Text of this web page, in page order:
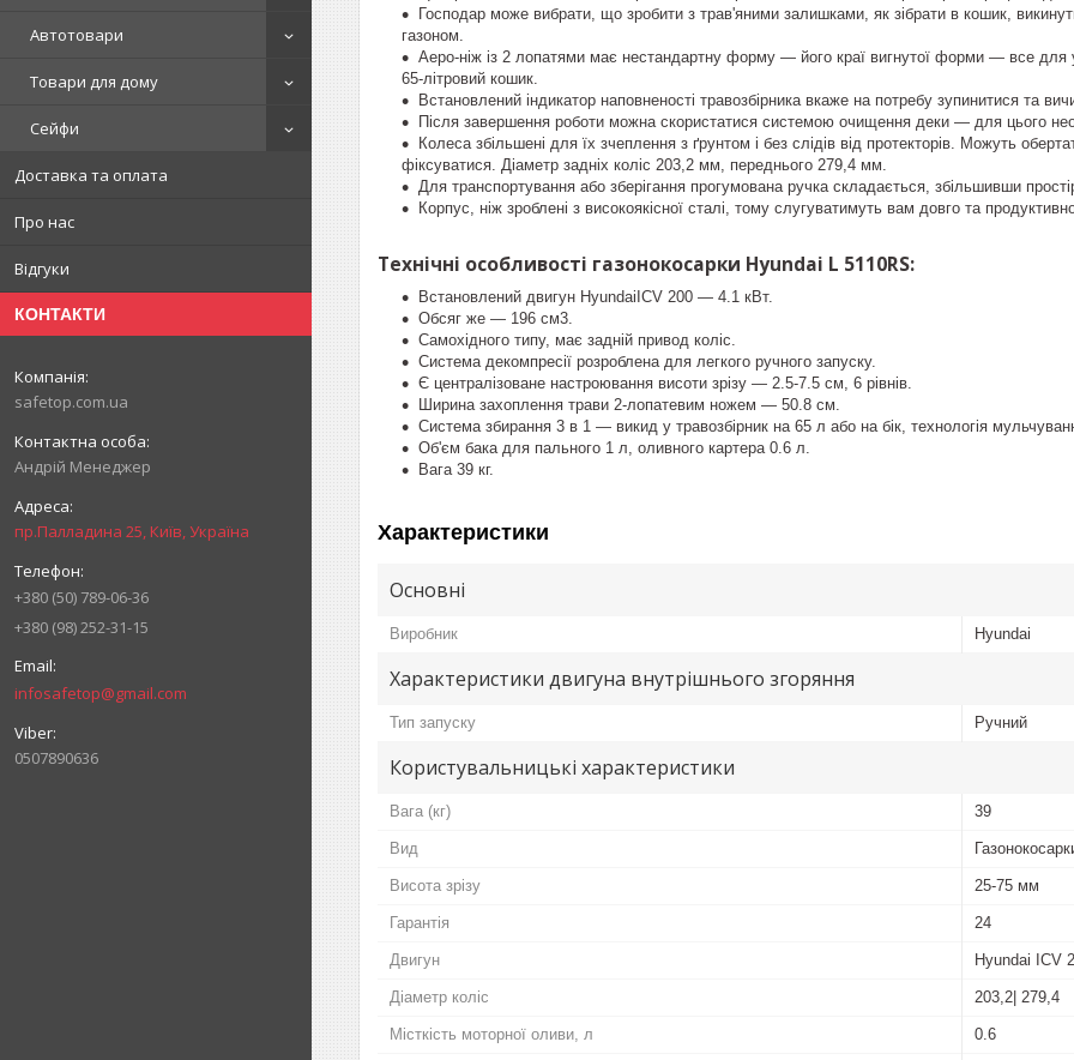
Автотовари
Товари для дому
Сейфи
Доставка та оплата
Про нас
Відгуки
КОНТАКТИ
safetop.com.ua
Андрій Менеджер
пр.Палладина 25, Київ, Україна
+380 (50) 789-06-36
+380 (98) 252-31-15
infosafetop@gmail.com
0507890636
Господар може вибрати, що зробити з трав'яними залишками, як зібрати в кошик,
газоном.
Аеро-ніж із 2 лопатями має нестандартну форму — його краї вигнутої форми — все для
65-літровий кошик.
Встановлений індикатор наповненості травозбірника вкаже на потребу зупинитися та
Після завершення роботи можна скористатися системою очищення деки — для цього
Колеса збільшені для їх зчеплення з ґрунтом і без слідів від протекторів. Можуть
фіксуватися. Діаметр задніх коліс 203,2 мм, переднього 279,4 мм.
Для транспортування або зберігання прогумована ручка складається, збільшивши
Корпус, ніж зроблені з високоякісної сталі, тому слугуватимуть вам довго та
Технічні особливості газонокосарки Hyundai L 5110RS:
Встановлений двигун HyundaiICV 200 — 4.1 кВт.
Обсяг же — 196 см3.
Самохідного типу, має задній привод коліс.
Система декомпресії розроблена для легкого ручного запуску.
Є централізоване настроювання висоти зрізу — 2.5-7.5 см, 6 рівнів.
Ширина захоплення трави 2-лопатевим ножем — 50.8 см.
Система збирання 3 в 1 — викид у травозбірник на 65 л або на бік, технологія
Об'єм бака для пального 1 л, оливного картера 0.6 л.
Вага 39 кг.
Характеристики
Основні
Виробник Hyundai
Характеристики двигуна внутрішнього згоряння
Тип запуску Ручний
Користувальницькі характеристики
Вага (кг) 39
Вид
Висота зрізу 25-75 мм
Гарантія 24
Двигун Hyundai ICV
Діаметр коліс 203,2| 279,4
Місткість моторної оливи, л 0.6